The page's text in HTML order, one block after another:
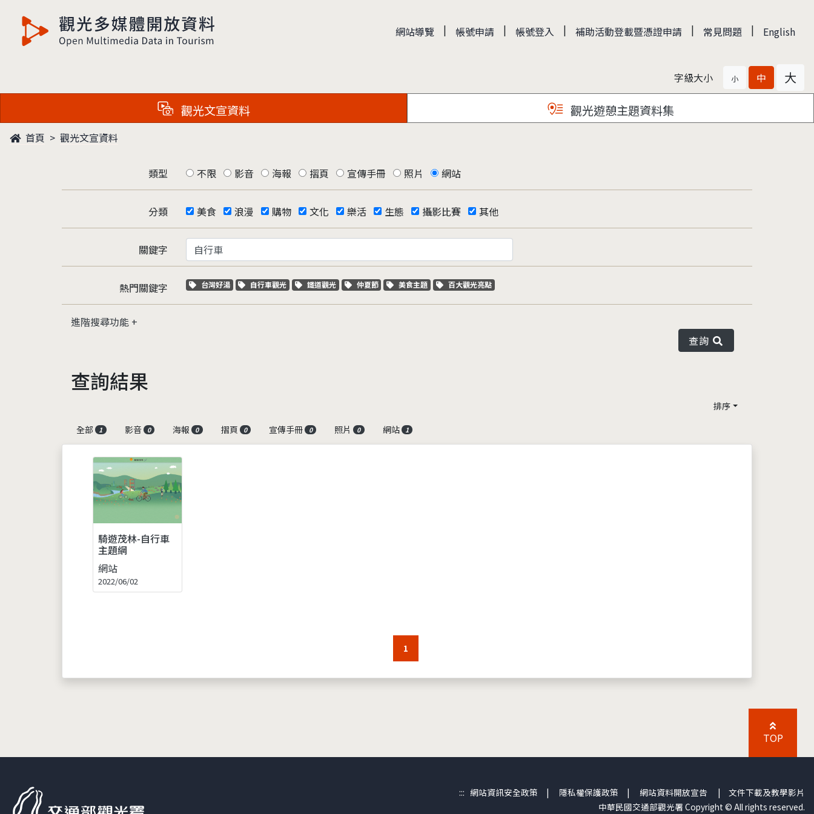
觀光多媒體開放資料 網站導覽 | 帳號申請 | 帳號登入 | 補助活動登載暨憑證申請 | 常見問題 | English
字級大小 小 中 大
觀光文宣資料 觀光遊憩主題資料集
首頁 觀光文宣資料
類型 不限 影音 海報 摺頁 宣傳手冊 照片 網站
分類 美食 浪漫 購物 文化 樂活 生態 攝影比賽 其他
關鍵字
熱門關鍵字 關鍵字標籤
台灣好湯 關鍵字標籤
自行車觀光 關鍵字標籤
鐵道觀光 關鍵字標籤
仲夏節 關鍵字標籤
美食主題 關鍵字標籤
百大觀光亮點
進階搜尋功能
查詢
查詢結果
排序
全部
1 影音 0 海報 0 摺頁 0 宣傳手冊 0 照片 0 網站 1
騎遊茂林-自行車
主題網
網站
2022/06/02
1
TOP
::: 網站資訊安全政策 | 隱私權保護政策 | 網站資料開放宣告 | 文件下載及教學影片
中華民國交通部觀光署 Copyright © All rights reserved.